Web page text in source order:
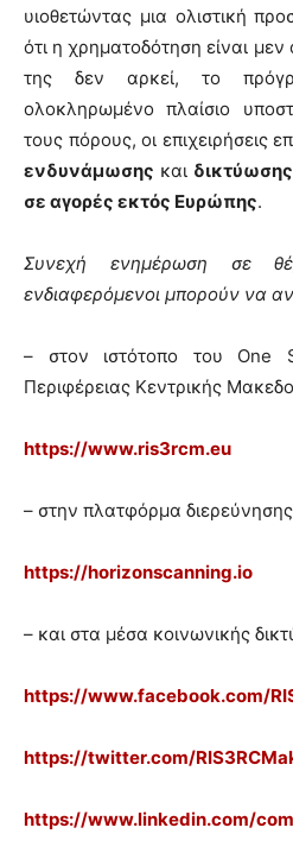
υιοθετώντας μια ολιστική
ότι η χρηματοδότηση είναι
της δεν αρκεί, το
ολοκληρωμένο πλαίσιο
τους πόρους, οι επιχειρήσεις
ενδυνάμωσης και δικτύωσης
σε αγορές εκτός Ευρώπης.
Συνεχή ενημέρωση σε
ενδιαφερόμενοι μπορούν να
– στον ιστότοπο του One
Περιφέρειας Κεντρικής
https://www.ris3rcm.eu
– στην πλατφόρμα
https://horizonscanning.io
– και στα μέσα κοινωνικής
https://www.facebook.com/
https://twitter.com/
https://www.linkedin.com/